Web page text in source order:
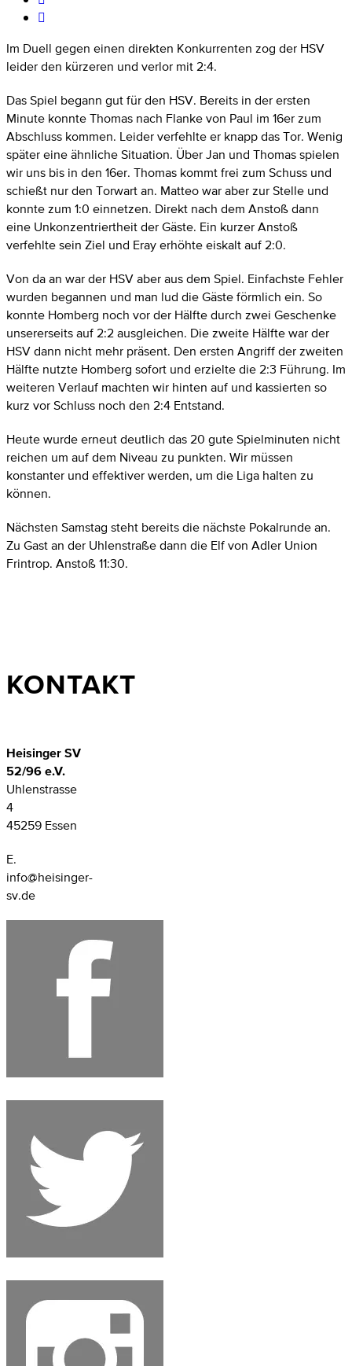
Im Duell gegen einen direkten Konkurrenten zog der HSV
leider den kürzeren und verlor mit 2:4.
Das Spiel begann gut für den HSV. Bereits in der ersten
Minute konnte Thomas nach Flanke von Paul im 16er zum
Abschluss kommen. Leider verfehlte er knapp das Tor. Wenig
später eine ähnliche Situation. Über Jan und Thomas spielen
wir uns bis in den 16er. Thomas kommt frei zum Schuss und
schießt nur den Torwart an. Matteo war aber zur Stelle und
konnte zum 1:0 einnetzen. Direkt nach dem Anstoß dann
eine Unkonzentriertheit der Gäste. Ein kurzer Anstoß
verfehlte sein Ziel und Eray erhöhte eiskalt auf 2:0.
Von da an war der HSV aber aus dem Spiel. Einfachste Fehler
wurden begannen und man lud die Gäste förmlich ein. So
konnte Homberg noch vor der Hälfte durch zwei Geschenke
unsererseits auf 2:2 ausgleichen. Die zweite Hälfte war der
HSV dann nicht mehr präsent. Den ersten Angriff der zweiten
Hälfte nutzte Homberg sofort und erzielte die 2:3 Führung. Im
weiteren Verlauf machten wir hinten auf und kassierten so
kurz vor Schluss noch den 2:4 Entstand.
Heute wurde erneut deutlich das 20 gute Spielminuten nicht
reichen um auf dem Niveau zu punkten. Wir müssen
konstanter und effektiver werden, um die Liga halten zu
können.
Nächsten Samstag steht bereits die nächste Pokalrunde an.
Zu Gast an der Uhlenstraße dann die Elf von Adler Union
Frintrop. Anstoß 11:30.
KONTAKT
Heisinger SV
52/96 e.V.
Uhlenstrasse
4
45259 Essen
E.
info@heisinger-
sv.de